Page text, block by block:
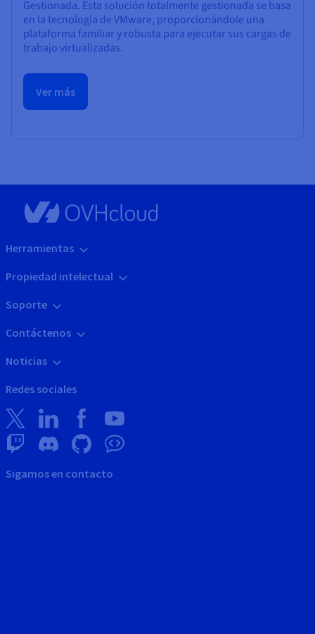
Gestionada. Esta solución totalmente gestionada se basa
en la tecnología de VMware, proporcionándole una
plataforma familiar y robusta para ejecutar sus cargas de
trabajo virtualizadas.
Ver más
Herramientas
Propiedad intelectual
Soporte
Contáctenos
Noticias
Redes sociales
Sigamos en contacto